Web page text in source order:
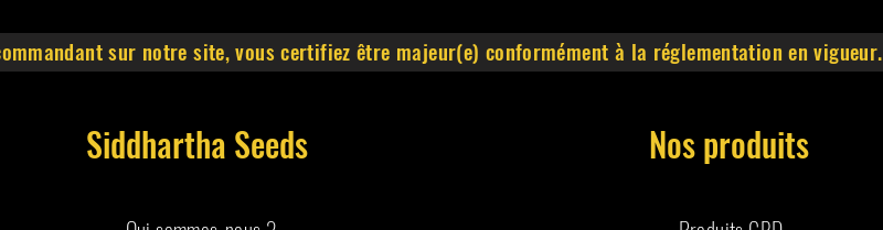
sur notre site, vous certifiez être majeur(e) conformément à la réglementation en vigueur.
Siddhartha Seeds Nos produits